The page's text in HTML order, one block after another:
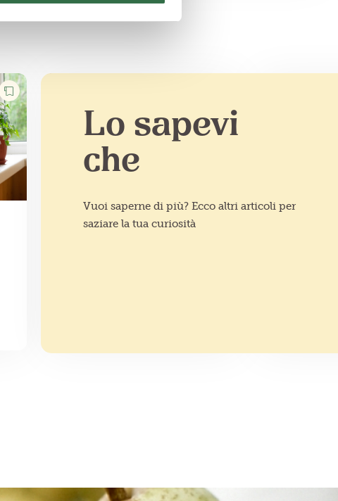
Lo sapevi
che
Vuoi saperne di più? Ecco altri articoli per
saziare la tua curiosità
IDEE IN CUCINA